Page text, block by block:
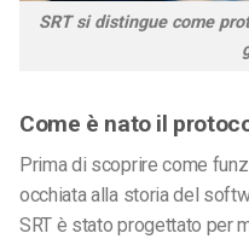
SRT si distingue come
Come è nato il
Prima di scoprire come
occhiata alla storia del
SRT è stato progettato per